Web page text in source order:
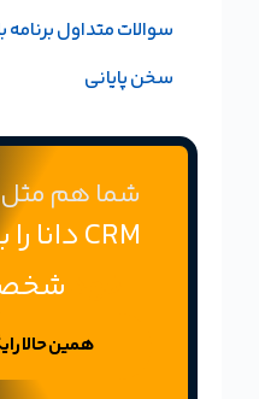
سوالات متداول برنامه
سخن پایانی
شما هم مثل
CRM دانا را برای
همین حالا